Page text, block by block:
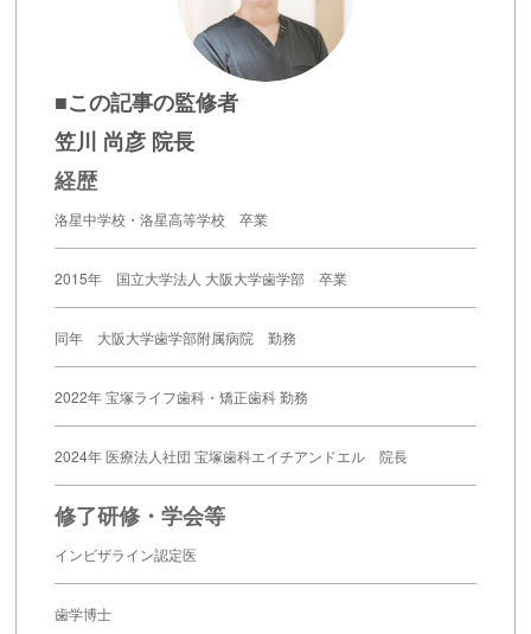
■この記事の監修者
笠川 尚彦 院長
経歴
洛星中学校・洛星高等学校 卒業
2015年 国立大学法人 大阪大学歯学部 卒業
同年 大阪大学歯学部附属病院 勤務
2022年 宝塚ライフ歯科・矯正歯科 勤務
2024年 医療法人社団 宝塚歯科エイチアンドエル 院長
修了研修・学会等
インビザライン認定医
歯学博士